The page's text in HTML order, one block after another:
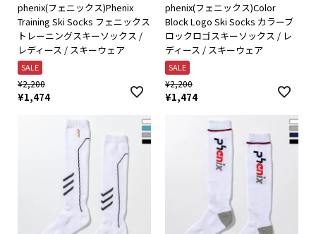
phenix(フェニックス)Phenix
Training Ski Socks フェニックス
トレーニングスキーソックス /
レディース / スキーウェア
SALE
¥2,200
¥1,474
phenix(フェニックス)Color
Block Logo Ski Socks カラーブ
ロックロゴスキーソックス / レ
ディース / スキーウェア
SALE
¥2,200
¥1,474